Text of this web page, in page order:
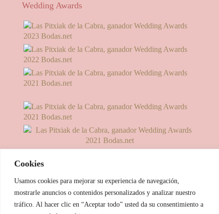
Cookies
Usamos cookies para mejorar su experiencia de navegación,
mostrarle anuncios o contenidos personalizados y analizar nuestro
tráfico. Al hacer clic en “Aceptar todo” usted da su consentimiento a
Wedding Awards